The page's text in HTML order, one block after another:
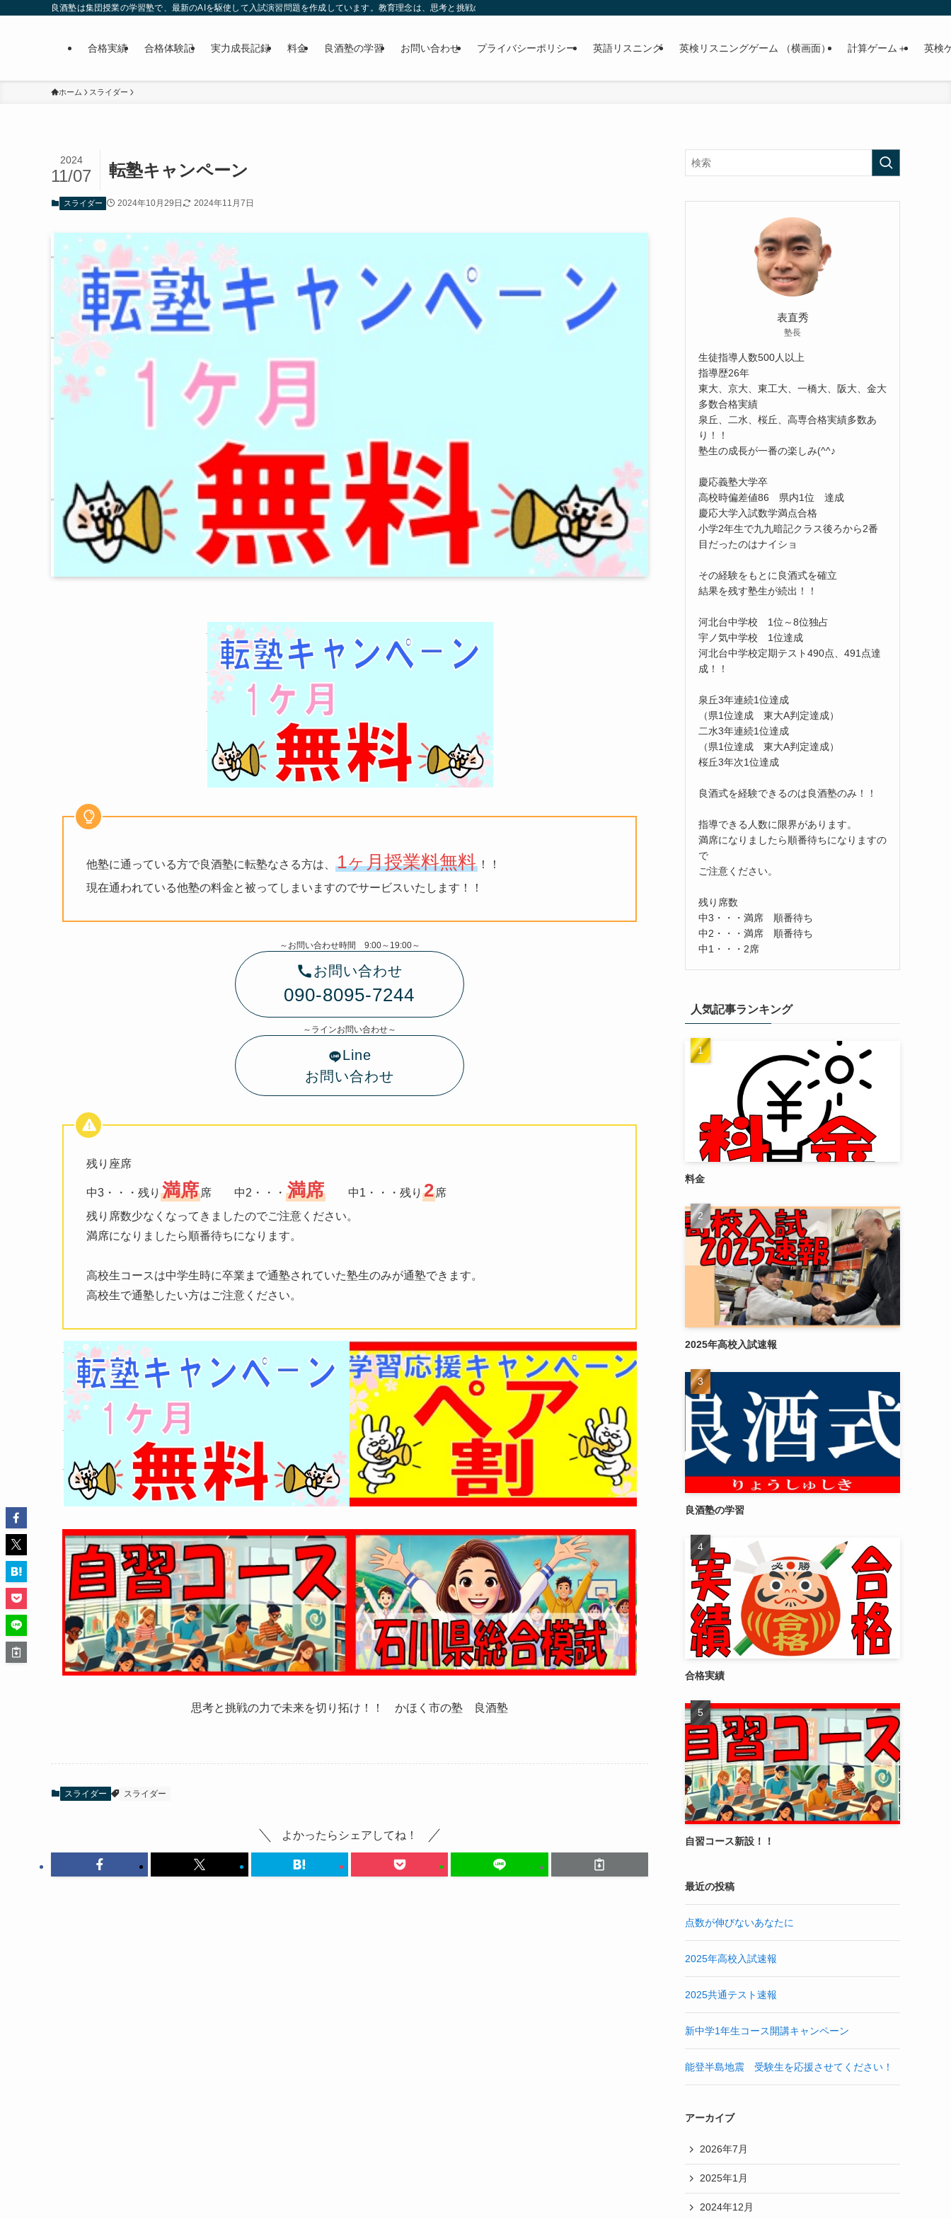
良酒塾は集団授業の学習塾で、最新のAIを駆使して入試演習問題を作成しています。教育理念は、思考と挑戦の力で未来を切り開く！！主役は君だ！！ | かほく市の塾 良酒塾
合格実績 合格体験記 実力成長記録 料金 良酒塾の学習 お問い合わせ プライバシーポリシー 英語リスニング 英検リスニングゲーム （横画面） 計算ゲーム＋ 英検
ホーム スライダー
転塾キャンペーン
2024
11/07
スライダー 2024年10月29日 2024年11月7日
他塾に通っている方で良酒塾に転塾なさる方は、 1ヶ月授業料無料 ！！
現在通われている他塾の料金と被ってしまいますのでサービスいたします！！
～お問い合わせ時間 9:00～19:00～
お問い合わせ
090-8095-7244
～ラインお問い合わせ～
Line
お問い合わせ
残り座席
中3・・・残り 満席席 中2・・・ 満席 中1・・・残り 2席
残り席数少なくなってきましたのでご注意ください。
満席になりましたら順番待ちになります。
高校生コースは中学生時に卒業まで通塾されていた塾生のみが通塾できます。
高校生で通塾したい方はご注意ください。
思考と挑戦の力で未来を切り拓け！！ かほく市の塾 良酒塾
スライダー スライダー
よかったらシェアしてね！
表直秀
塾長
生徒指導人数500人以上
指導歴26年
東大、京大、東工大、一橋大、阪大、金大
多数合格実績
泉丘、二水、桜丘、高専合格実績多数あ
り！！
塾生の成長が一番の楽しみ(^^♪
慶応義塾大学卒
高校時偏差値86 県内1位 達成
慶応大学入試数学満点合格
小学2年生で九九暗記クラス後ろから2番
目だったのはナイショ
その経験をもとに良酒式を確立
結果を残す塾生が続出！！
河北台中学校 1位～8位独占
宇ノ気中学校 1位達成
河北台中学校定期テスト490点、491点達
成！！
泉丘3年連続1位達成
（県1位達成 東大A判定達成）
二水3年連続1位達成
（県1位達成 東大A判定達成）
桜丘3年次1位達成
良酒式を経験できるのは良酒塾のみ！！
指導できる人数に限界があります。
満席になりましたら順番待ちになりますの
で
ご注意ください。
残り席数
中3・・・満席 順番待ち
中2・・・満席 順番待ち
中1・・・2席
人気記事ランキング
料金
2025年高校入試速報
良酒塾の学習
合格実績
自習コース新設！！
最近の投稿
点数が伸びないあなたに
2025年高校入試速報
2025共通テスト速報
新中学1年生コース開講キャンペーン
能登半島地震 受験生を応援させてください！
アーカイブ
2026年7月
2025年1月
2024年12月